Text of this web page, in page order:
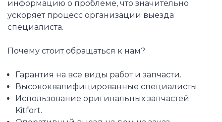
информацию о проблеме, что значительно
ускоряет процесс организации выезда
специалиста.
Почему стоит обращаться к нам?
Гарантия на все виды работ и запчасти.
Высококвалифицированные специалисты.
Использование оригинальных запчастей
Kitfort.